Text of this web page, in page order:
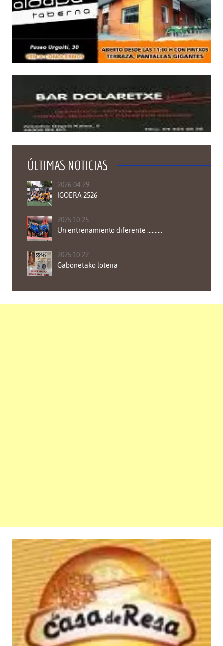
ÚLTIMAS NOTICIAS
2026-04-29
IGOERA 2526
2025-10-25
Un entrenamiento diferente ..........
2025-10-22
Gabonetako loteria